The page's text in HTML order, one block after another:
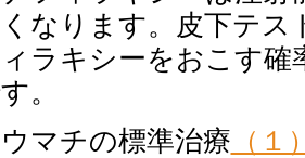
なります。皮下テス
ラキシーをおこす確
。
ウマチの標準治療 （１